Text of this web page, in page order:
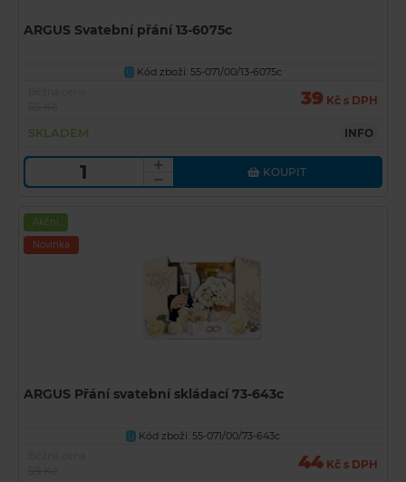
ARGUS Svatební přání 13-6075c
U
Kód zboží: 55-071/00/13-6075c
39 Kč s DPH
SKLADEM INFO
KOUPIT
Akční
Novinka
ARGUS Přání svatební skládací 73-643c
U
Kód zboží: 55-071/00/73-643c
44 Kč s DPH